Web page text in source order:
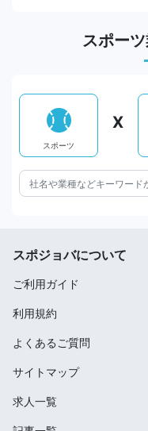
スポー
スポーツ
X
スポジョバについて
ご利用ガイド
利用規約
よくあるご質問
サイトマップ
求人一覧